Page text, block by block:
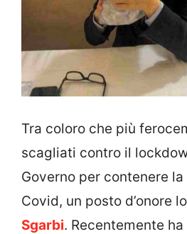
Tra coloro che più
scagliati contro il
Governo per contenere
Covid, un posto d’onore
Sgarbi. Recentemente